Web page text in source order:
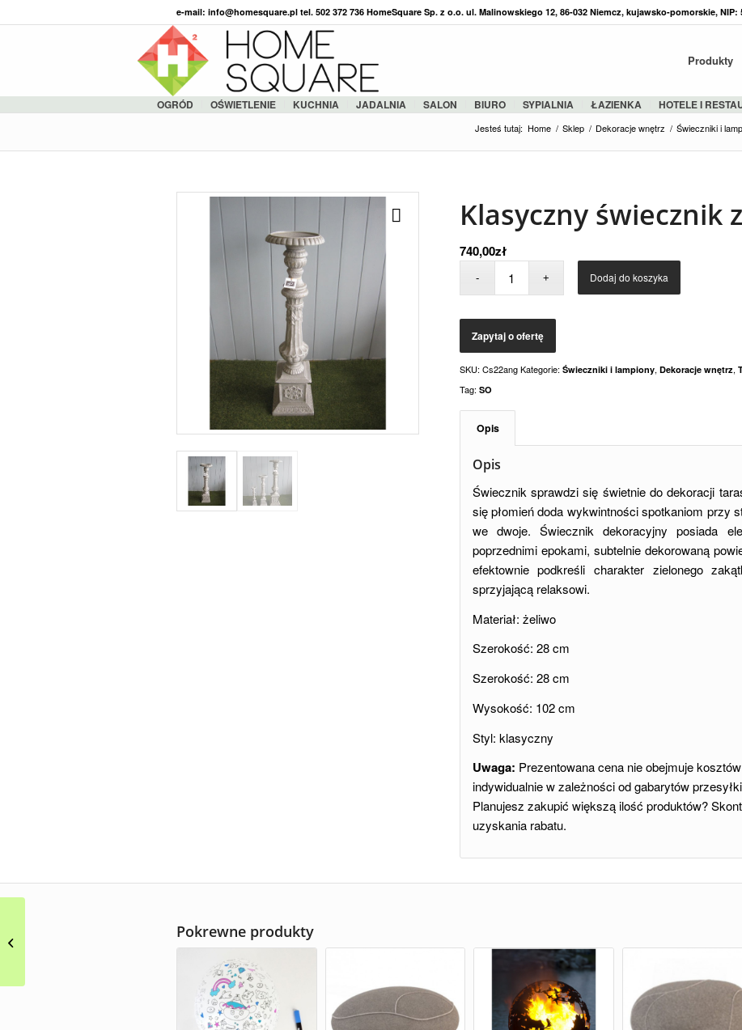
e-mail: info@homesquare.pl tel. 502 372 736 HomeSquare Sp. z o.o. ul. Malinowskiego 12, 86-032 Niemcz, kujawsko-pomorskie, NIP:
Produkty
OGRÓD OŚWIETLENIE KUCHNIA JADALNIA SALON BIURO SYPIALNIA ŁAZIENKA HOTELE I
Jesteś tutaj: Home / Sklep / Dekoracje wnętrz / Świeczniki i
Klasyczny świecznik
740,00zł
Dodaj do koszyka
SKU: Cs22ang Kategorie: Świeczniki i lampiony, Dekoracje wnętrz,
Tag: SO
Opis
Opis
Świecznik sprawdzi się świetnie do dekoracji
się płomień doda wykwintności spotkaniom przy
we dwoje. Świecznik dekoracyjny posiada
poprzednimi epokami, subtelnie dekorowaną
efektownie podkreśli charakter zielonego
sprzyjającą relaksowi.
Materiał: żeliwo
Szerokość: 28 cm
Szerokość: 28 cm
Wysokość: 102 cm
Styl: klasyczny
Uwaga: Prezentowana cena nie obejmuje
indywidualnie w zależności od gabarytów
Planujesz zakupić większą ilość produktów?
uzyskania rabatu.
Pokrewne produkty